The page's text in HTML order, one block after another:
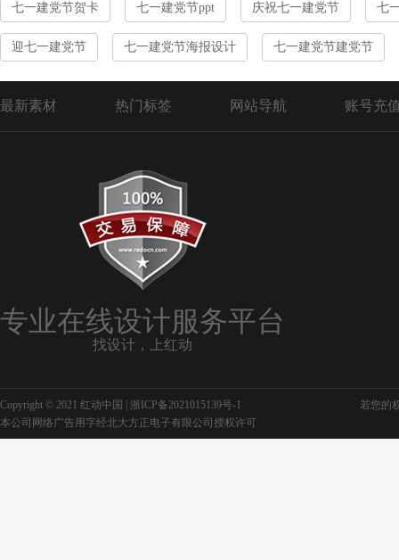
七一建党节贺卡 七一建党节ppt 庆祝七一建党节 七
迎七一建党节 七一建党节海报设计 七一建党节建党节
最新素材 热门标签 网站导航 账号充
专业在线设计服务平台
找设计，上红动
Copyright © 2021 红动中国 | 浙ICP备2021015139号-1
若您的
本公司网络广告用字经北大方正电子有限公司授权许可